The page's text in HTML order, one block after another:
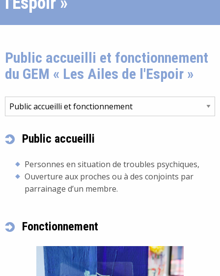
Public accueilli et fonctionnement
du GEM « Les Ailes de l'Espoir »
Public accueilli
Personnes en situation de troubles psychiques,
Ouverture aux proches ou à des conjoints par
parrainage d’un membre.
Fonctionnement